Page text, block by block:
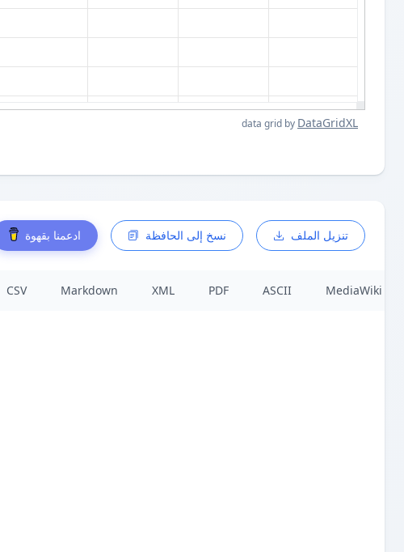
data grid by DataGridXL
ادعمنا بقهوة نسخ إلى الحافظة تنزيل الملف
CSV Markdown XML PDF ASCII MediaWiki